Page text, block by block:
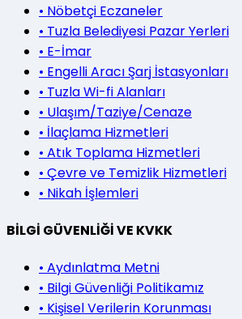
• Nöbetçi Eczaneler
• Tuzla Belediyesi Pazar Yerleri
• E-İmar
• Engelli Aracı Şarj İstasyonları
• Tuzla Wi-fi Alanları
• Ulaşım/Taziye/Cenaze
• İlaçlama Hizmetleri
• Atık Toplama Hizmetleri
• Çevre ve Temizlik Hizmetleri
• Nikah İşlemleri
BİLGİ GÜVENLİĞİ VE KVKK
• Aydınlatma Metni
• Bilgi Güvenliği Politikamız
• Kişisel Verilerin Korunması